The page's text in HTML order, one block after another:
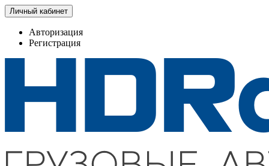
Личный кабинет
Авторизация
Регистрация